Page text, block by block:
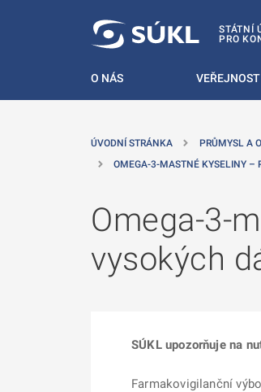
STÁTNÍ
PRO
O NÁS VEŘEJNOST
ÚVODNÍ STRÁNKA PRŮMYSL A
OMEGA-3-MASTNÉ KYSELINY –
Omega-3-
vysokých
SÚKL upozorňuje na
Farmakovigilanční